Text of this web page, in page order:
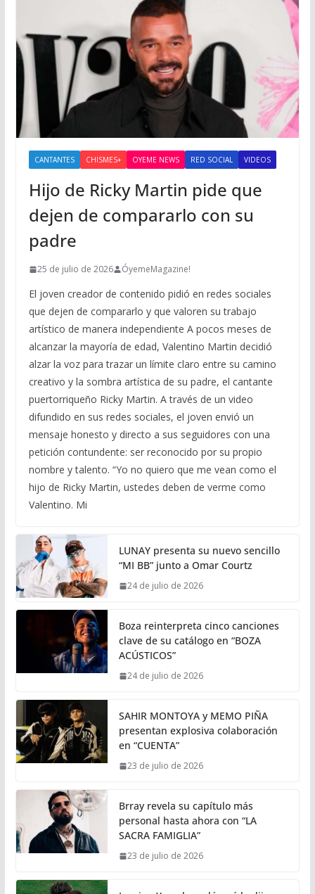
CANTANTES CHISMES+ OYEME NEWS RED SOCIAL VIDEOS
Hijo de Ricky Martin pide que
dejen de compararlo con su
padre
25 de julio de 2026 ÓyemeMagazine!
El joven creador de contenido pidió en redes sociales
que dejen de compararlo y que valoren su trabajo
artístico de manera independiente A pocos meses de
alcanzar la mayoría de edad, Valentino Martin decidió
alzar la voz para trazar un límite claro entre su camino
creativo y la sombra artística de su padre, el cantante
puertorriqueño Ricky Martin. A través de un video
difundido en sus redes sociales, el joven envió un
mensaje honesto y directo a sus seguidores con una
petición contundente: ser reconocido por su propio
nombre y talento. “Yo no quiero que me vean como el
hijo de Ricky Martin, ustedes deben de verme como
Valentino. Mi
LUNAY presenta su nuevo sencillo
“MI BB” junto a Omar Courtz
24 de julio de 2026
Boza reinterpreta cinco canciones
clave de su catálogo en “BOZA
ACÚSTICOS”
24 de julio de 2026
SAHIR MONTOYA y MEMO PIÑA
presentan explosiva colaboración
en “CUENTA”
23 de julio de 2026
Brray revela su capítulo más
personal hasta ahora con “LA
SACRA FAMIGLIA”
23 de julio de 2026